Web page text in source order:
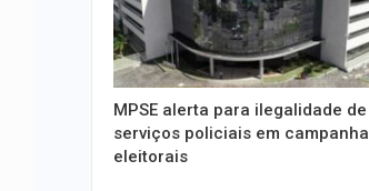
MPSE alerta para ilegalidade de
serviços policiais em campanha
eleitorais